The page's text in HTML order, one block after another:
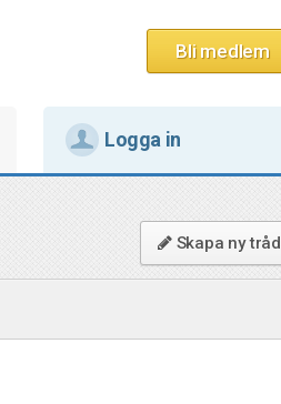
Bli medlem
Logga in
Skapa ny tråd